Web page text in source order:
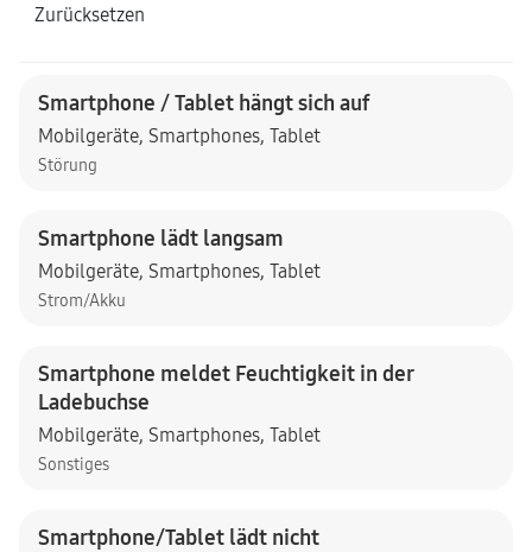
Zurücksetzen
Smartphone / Tablet hängt sich auf
Mobilgeräte, Smartphones, Tablet
Störung
Smartphone lädt langsam
Mobilgeräte, Smartphones, Tablet
Strom/Akku
Smartphone meldet Feuchtigkeit in der
Ladebuchse
Mobilgeräte, Smartphones, Tablet
Sonstiges
Smartphone/Tablet lädt nicht